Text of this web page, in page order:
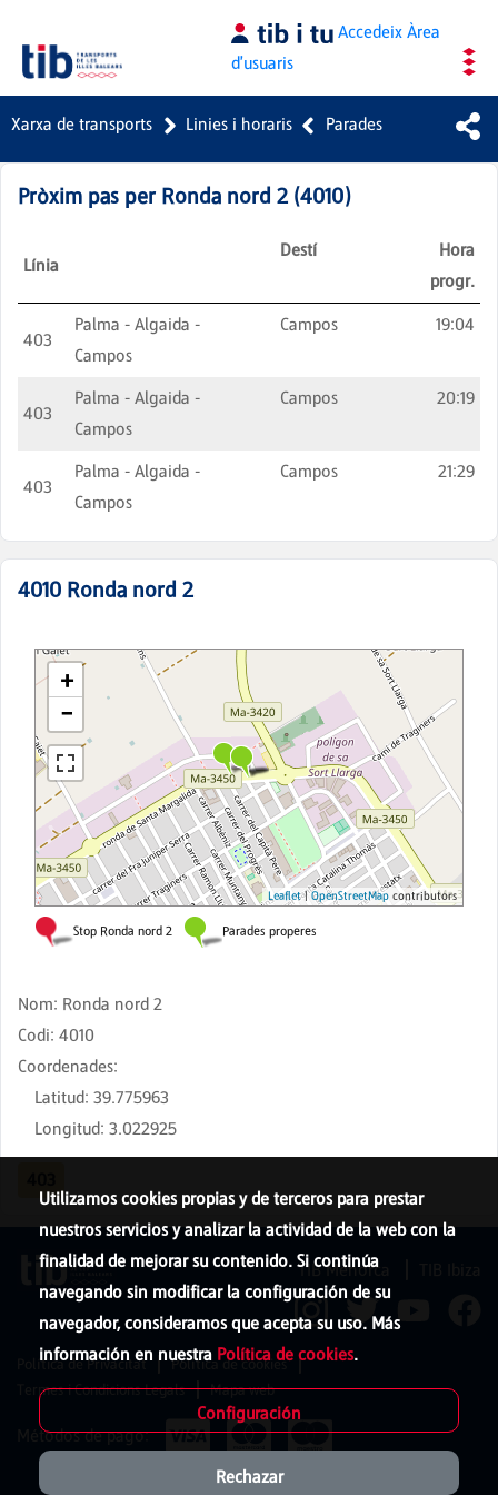
AccedeixÀrea
d'usuaris
Xarxa de transports Linies i horaris Parades
Pròxim pas per Ronda nord 2 (4010)
Línia
Destí
Hora
progr.
403
Palma - Algaida -
Campos
Campos 19:04
403
Palma - Algaida -
Campos
Campos 20:19
403
Palma - Algaida -
Campos
Campos 21:29
4010 Ronda nord 2
Nom: Ronda nord 2
Codi: 4010
Coordenades:
Latitud: 39.775963
Longitud: 3.022925
Utilizamos cookies propias y de terceros para prestar
nuestros servicios y analizar la actividad de la web con la
finalidad de mejorar su contenido. Si continúa
navegando sin modificar la configuración de su
navegador, consideramos que acepta su uso. Más
información en nuestra Política de cookies.
Configuración
Rechazar
TIB Menorca
Política de Privacitat
Política de cookies
Termes i Condicions Legals
Mapa web
Métodos de pago: